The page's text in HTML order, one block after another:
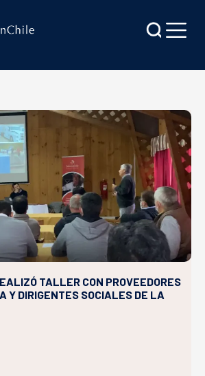
TALLER CON PROVEEDORES
Y DIRIGENTES SOCIALES DE LA